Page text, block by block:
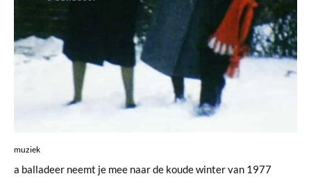
muziek
a balladeer neemt je mee naar de koude winter van 1977